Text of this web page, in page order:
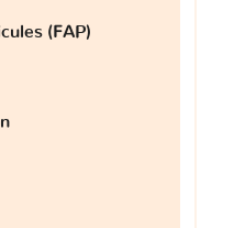
(FAP)